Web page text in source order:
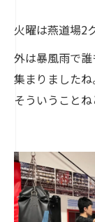
火曜は燕道場2
外は暴風雨で
集まりましたね
そういうこと